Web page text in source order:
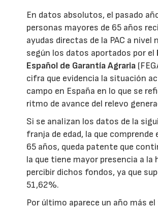
En datos absolutos, el pasado
personas mayores de 65 años
ayudas directas de la PAC a nivel
según los datos aportados por el
Español de Garantía Agraria
cifra que evidencia la situación
campo en España en lo que se
ritmo de avance del relevo
Si se analizan los datos de la
franja de edad, la que comprende
65 años, queda patente que
la que tiene mayor presencia a la
percibir dichos fondos, ya que
51,62%.
Por último aparece un año más